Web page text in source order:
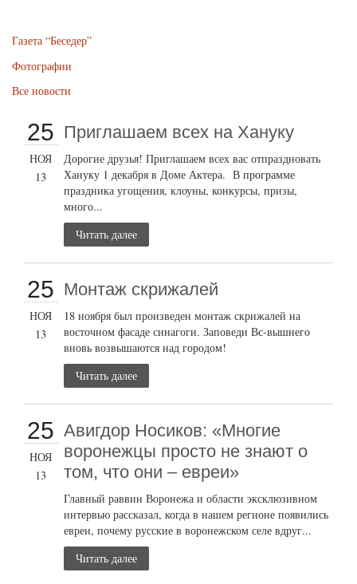
Газета “Беседер”
Фотографии
Все новости
25
НОЯ
13
Приглашаем всех на Хануку
Дорогие друзья! Приглашаем всех вас отпраздновать
Хануку 1 декабря в Доме Актера. В программе
праздника угощения, клоуны, конкурсы, призы,
много...
Читать далее
25
НОЯ
13
Монтаж скрижалей
18 ноября был произведен монтаж скрижалей на
восточном фасаде синагоги. Заповеди Вс-вышнего
вновь возвышаются над городом!
Читать далее
25
НОЯ
13
Авигдор Носиков: «Многие
воронежцы просто не знают о
том, что они – евреи»
Главный раввин Воронежа и области эксклюзивном
интервью рассказал, когда в нашем регионе появились
евреи, почему русские в воронежском селе вдруг...
Читать далее